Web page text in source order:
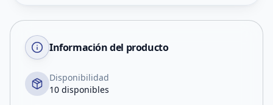
Información del producto
Disponibilidad
10 disponibles